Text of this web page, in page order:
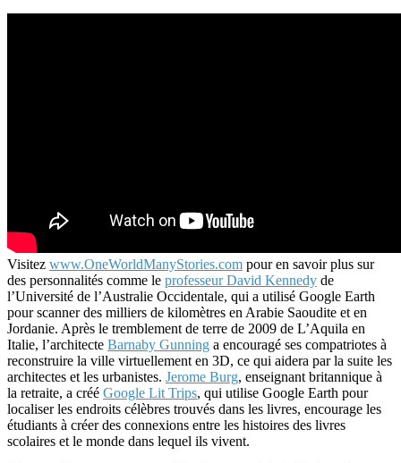
Visitez www.OneWorldManyStories.com pour en savoir plus sur
des personnalités comme le professeur David Kennedy de
l’Université de l’Australie Occidentale, qui a utilisé Google Earth
pour scanner des milliers de kilomètres en Arabie Saoudite et en
Jordanie. Après le tremblement de terre de 2009 de L’Aquila en
Italie, l’architecte Barnaby Gunning a encouragé ses compatriotes à
reconstruire la ville virtuellement en 3D, ce qui aidera par la suite les
architectes et les urbanistes. Jerome Burg, enseignant britannique à
la retraite, a créé Google Lit Trips, qui utilise Google Earth pour
localiser les endroits célèbres trouvés dans les livres, encourage les
étudiants à créer des connexions entre les histoires des livres
scolaires et le monde dans lequel ils vivent.